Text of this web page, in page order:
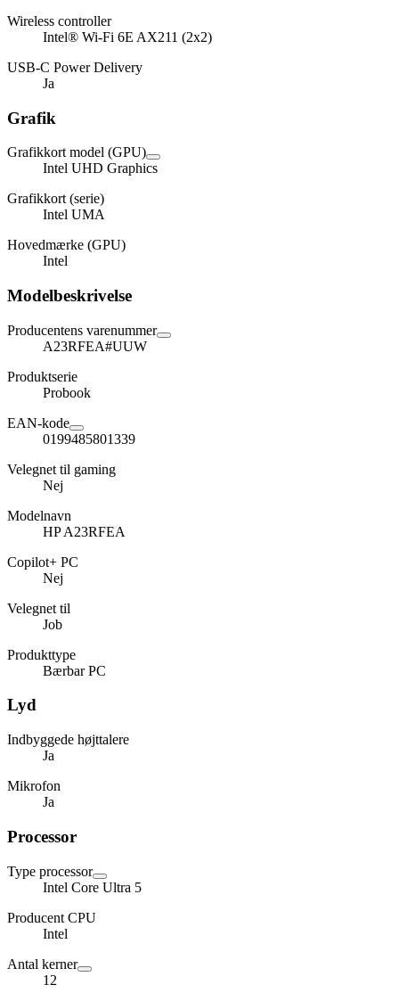
Wireless controller
Intel® Wi-Fi 6E AX211 (2x2)
USB-C Power Delivery
Ja
Grafik
Grafikkort model (GPU)
Intel UHD Graphics
Grafikkort (serie)
Intel UMA
Hovedmærke (GPU)
Intel
Modelbeskrivelse
Producentens varenummer
A23RFEA#UUW
Produktserie
Probook
EAN-kode
0199485801339
Velegnet til gaming
Nej
Modelnavn
HP A23RFEA
Copilot+ PC
Nej
Velegnet til
Job
Produkttype
Bærbar PC
Lyd
Indbyggede højttalere
Ja
Mikrofon
Ja
Processor
Type processor
Intel Core Ultra 5
Producent CPU
Intel
Antal kerner
12